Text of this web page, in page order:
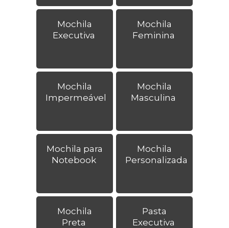
Mochila
Executiva
Mochila
Feminina
Mochila
Impermeável
Mochila
Masculina
Mochila para
Notebook
Mochila
Personalizada
Mochila
Preta
Pasta
Executiva